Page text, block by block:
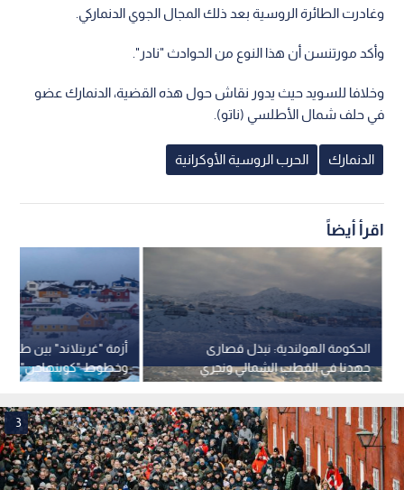
وغادرت الطائرة الروسية بعد ذلك المجال الجوي الدنماركي.
وأكد مورتنسن أن هذا النوع من الحوادث "نادر".
وخلافا للسويد حيث يدور نقاش حول هذه القضية، الدنمارك عضو
في حلف شمال الأطلسي (ناتو).
الدنمارك الحرب الروسية الأوكرانية
اقرأ أيضاً
أزمة "غرينلاند" بين
وخطوط "كوبنهاجن"
الحكومة الهولندية: نبذل قصارى
جهدنا في القطب الشمالي ونجري
المزيد من التدريبات في غرينلاند
3